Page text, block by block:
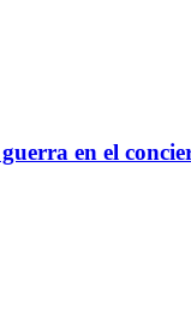
en el